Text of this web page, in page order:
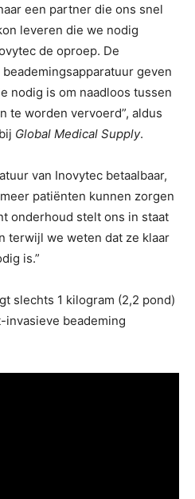
een partner die ons snel
leveren die we nodig
de oproep. De
geven
nodig is om naadloos tussen
te worden vervoerd”, aldus
Global Medical Supply.
van Inovytec betaalbaar,
patiënten kunnen zorgen
onderhoud stelt ons in staat
terwijl we weten dat ze klaar
is.”
slechts 1 kilogram (2,2 pond)
invasieve beademing